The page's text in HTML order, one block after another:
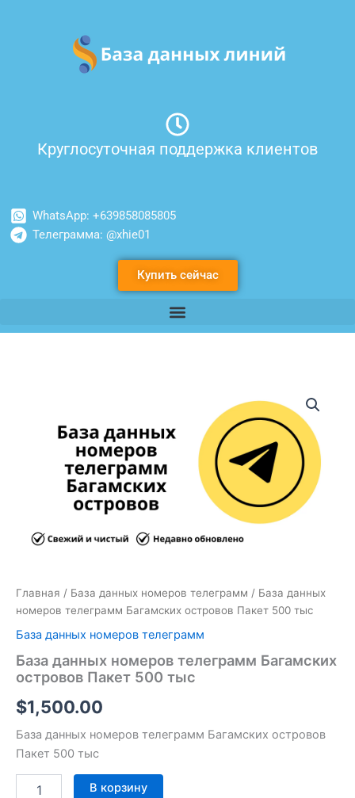
содержимому
Круглосуточная поддержка клиентов
WhatsApp: +639858085805
Телеграмма: @xhie01
Купить сейчас
Главная / База данных номеров телеграмм / База данных
номеров телеграмм Багамских островов Пакет 500 тыс
База данных номеров телеграмм
База данных номеров телеграмм Багамских
островов Пакет 500 тыс
$1,500.00
База данных номеров телеграмм Багамских островов
Пакет 500 тыс
телеграмм
Багамских
тыс
В корзину